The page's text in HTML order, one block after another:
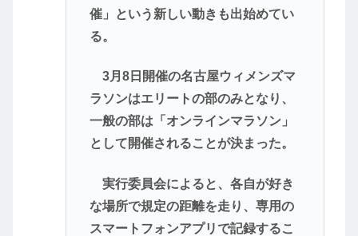
催」という新しい動きも出始めてい
る。
3月8日開催の名古屋ウィメンズマ
ラソンはエリートの部のみとなり、
一般の部は「オンラインマラソン」
として開催されることが決まった。
実行委員会によると、各自が好き
な場所で規定の距離を走り、専用の
スマートフォンアプリで記録するこ